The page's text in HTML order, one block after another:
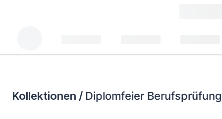
Kollektionen / Diplomfeier